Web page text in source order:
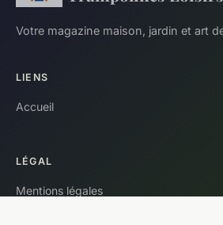
Votre magazine maison, jardin et art
LIENS
Accueil
LÉGAL
Mentions légales